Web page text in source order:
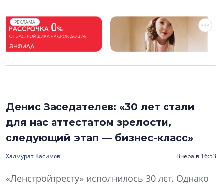
РЕКЛАМА
Денис Заседателев: «30 лет стали
для нас аттестатом зрелости,
следующий этап — бизнес-класс»
Халмурат Касимов Вчера в 16:53
«Ленстройтресту» исполнилось 30 лет. Однако